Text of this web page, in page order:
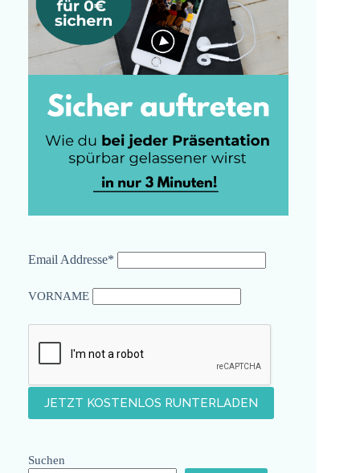
Email Addresse*
VORNAME
Suchen